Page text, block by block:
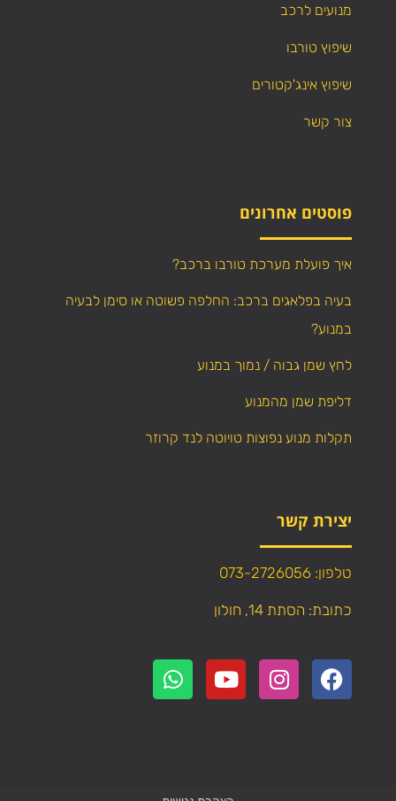
מנועים לרכב
שיפוץ טורבו
שיפוץ אינג'קטורים
צור קשר
פוסטים אחרונים
איך פועלת מערכת טורבו ברכב?
בעיה בפלאגים ברכב: החלפה פשוטה או סימן לבעיה
במנוע?
לחץ שמן גבוה / נמוך במנוע
דליפת שמן מהמנוע
תקלות מנוע נפוצות טויוטה לנד קרוזר
יצירת קשר
טלפון: 073-2726056
כתובת: הסתת 14, חולון